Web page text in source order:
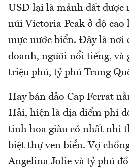
USD lại là mảnh đất được
núi Victoria Peak ở độ cao
mực nước biển. Đây là nơi
doanh, người nổi tiếng, và
triệu phú, tỷ phú Trung
Hay bán đảo Cap Ferrat
Hải, hiện là địa điểm phi
tinh hoa giàu có nhất nhì
biệt thự ven biển. Vợ
Angelina Jolie và tỷ phú